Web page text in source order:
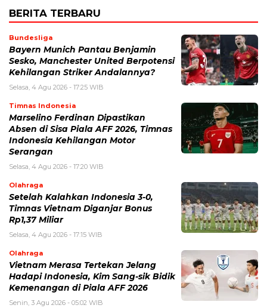
BERITA TERBARU
Bundesliga
Bayern Munich Pantau Benjamin
Sesko, Manchester United Berpotensi
Kehilangan Striker Andalannya?
Selasa, 4 Agu 2026 - 17:25 WIB
Timnas Indonesia
Marselino Ferdinan Dipastikan
Absen di Sisa Piala AFF 2026, Timnas
Indonesia Kehilangan Motor
Serangan
Selasa, 4 Agu 2026 - 17:20 WIB
Olahraga
Setelah Kalahkan Indonesia 3-0,
Timnas Vietnam Diganjar Bonus
Rp1,37 Miliar
Selasa, 4 Agu 2026 - 17:15 WIB
Olahraga
Vietnam Merasa Tertekan Jelang
Hadapi Indonesia, Kim Sang-sik Bidik
Kemenangan di Piala AFF 2026
Senin, 3 Agu 2026 - 05:02 WIB